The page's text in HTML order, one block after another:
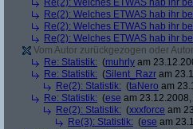
Re(2): Welches ETWAS hab ihr
Re(2): Welches ETWAS hab ihr
Re(2): Welches ETWAS hab ihr
Re(2): Welches ETWAS hab ihr
Vom Autor zurückgezogen oder
Re: Statistik: (muhrly am
Re: Statistik: (Silent_Razr am
Re(2): Statistik: (taNero am
Re: Statistik: (ese am 23.12.2008,
Re(2): Statistik: (xxxforce am
Re(3): Statistik: (ese am